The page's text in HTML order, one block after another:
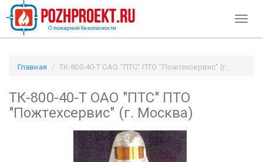
Главная
ТК-800-40-Т ОАО "ПТС" ПТО "Пожтехсервис" (г.
ТК-800-40-Т ОАО "ПТС" ПТО
"Пожтехсервис" (г. Москва)